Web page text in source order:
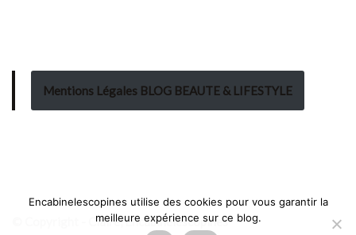
Mentions Légales BLOG BEAUTE & LIFESTYLE
© Copyright - Claire, Encabinelescopines
Encabinelescopines utilise des cookies pour vous garantir la
meilleure expérience sur ce blog.